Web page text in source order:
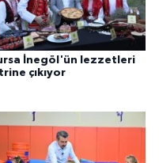
İnegöl'ün lezzetleri
çıkıyor